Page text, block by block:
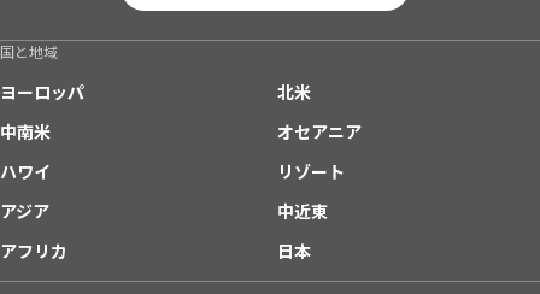
国と地域
ヨーロッパ
北米
中南米
オセアニア
ハワイ
リゾート
アジア
中近東
アフリカ
日本